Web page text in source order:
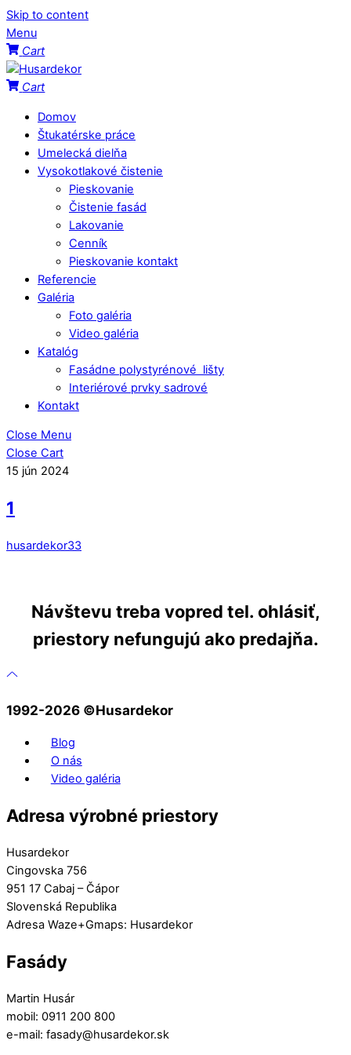
Skip to content
Menu
Cart
Cart
Domov
Štukatérske práce
Umelecká dielňa
Vysokotlakové čistenie
Pieskovanie
Čistenie fasád
Lakovanie
Cenník
Pieskovanie kontakt
Referencie
Galéria
Foto galéria
Video galéria
Katalóg
Fasádne polystyrénové lišty
Interiérové prvky sadrové
Kontakt
Close Menu
Close Cart
15 jún 2024
1
husardekor33
Návštevu treba vopred tel. ohlásiť,
priestory nefungujú ako predajňa.
1992-2026 ©️Husardekor
Blog
O nás
Video galéria
Adresa výrobné priestory
Husardekor
Cingovska 756
951 17 Cabaj – Čápor
Slovenská Republika
Adresa Waze+Gmaps: Husardekor
Fasády
Martin Husár
mobil: 0911 200 800
e-mail: fasady@husardekor.sk